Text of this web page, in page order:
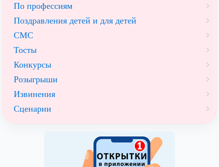
По профессиям
Поздравления детей и для детей
СМС
Тосты
Конкурсы
Розыгрыши
Извинения
Сценарии